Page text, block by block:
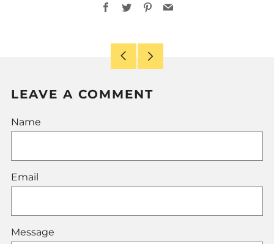
Facebook
TwitterPinterest
Email
Older
LEAVE A COMMENT
Name
Email
Message